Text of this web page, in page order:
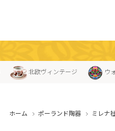
北欧ヴィンテージ ウ
ホーム ポーランド陶器 ミレナ